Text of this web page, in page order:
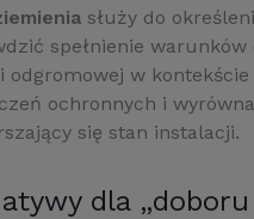
służy do
spełnienie
odgromowej w
ochronnych i
się stan instalacji.
dla „doboru